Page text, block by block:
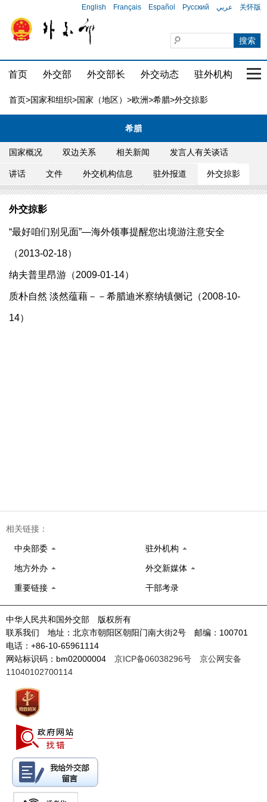
English Français Español Русский عربي 关怀版
首页 外交部 外交部长 外交动态 驻外机构 国
首页>国家和组织>国家（地区） >欧洲>希腊>外交掠影
希腊
国家概况 双边关系 相关新闻 发言人有关谈话
讲话 文件 外交机构信息 驻外报道 外交掠影
外交掠影
“最好咱们别见面”—海外领事提醒您出境游注意安全
（2013-02-18）
纳夫普里昂游（2009-01-14）
质朴自然 淡然蕴藉－－希腊迪米察纳镇侧记（2008-10-
14）
相关链接：
中央部委 驻外机构
地方外办 外交新媒体
重要链接 干部考录
中华人民共和国外交部 版权所有
联系我们 地址：北京市朝阳区朝阳门南大街2号 邮编：100701
电话：+86-10-65961114
网站标识码：bm02000004 京ICP备06038296号
京公网安备
11040102700114